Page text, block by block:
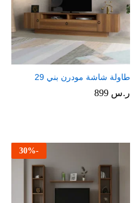
طاولة شاشة مودرن بني 29
ر.س
-
30%